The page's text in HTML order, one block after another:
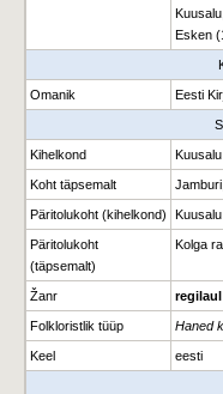
Esken
Omanik Eesti
Kihelkond Kuusalu
Koht täpsemalt
Päritolukoht (kihelkond) Kuusalu
Päritolukoht
(täpsemalt)
Kolga
Žanr regilaul
Folkloristlik tüüp Haned
Keel eesti